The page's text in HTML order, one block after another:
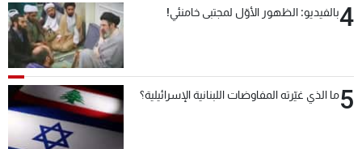
4بالفيديو: الظهور الأوّل لمجتبى خامنئي!
5ما الذي غيّرته المفاوضات اللبنانية الإسرائيلية؟